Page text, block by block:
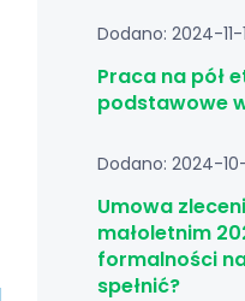
Dodano: 2024-11-
Praca na pół
podstawowe
Dodano: 2024-
Umowa
małoletnim
formalności
spełnić?